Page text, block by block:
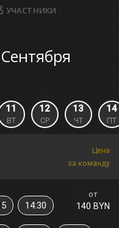
УЧАСТНИКИ
11
ВТ
12
СР
13
ЧТ
14
ПТ
Цена
за команду
от
140 BYN
14:30